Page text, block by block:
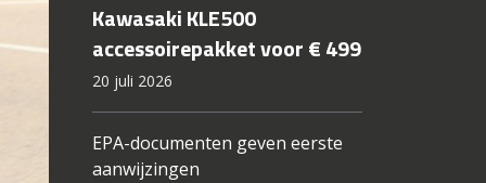
Kawasaki KLE500
accessoirepakket voor € 499
20 juli 2026
EPA-documenten geven eerste
aanwijzingen